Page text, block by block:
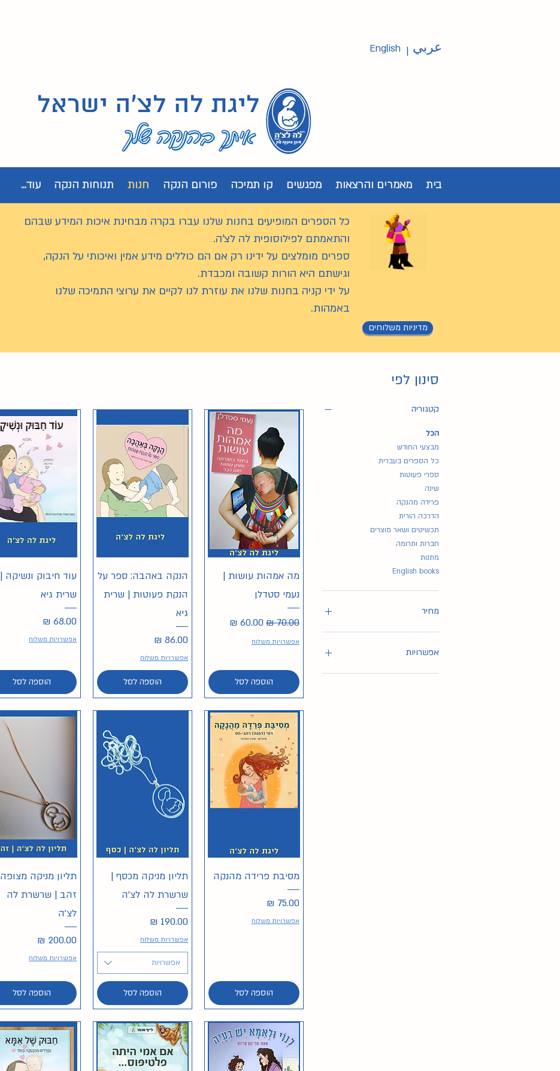
English عربي |
ליגת לה לצ'ה ישראל
בית מאמרים והרצאות מפגשים קו תמיכה פורום הנקה חנות תנוחות הנקה עוד...
כל הספרים המופיעים בחנות שלנו עברו בקרה מבחינת איכות המידע שבהם
והתאמתם לפילוסופית לה לצ'ה.
ספרים מומלצים על ידינו רק אם הם כוללים מידע אמין ואיכותי על הנקה,
וגישתם היא הורות קשובה ומכבדת.
על ידי קניה בחנות שלנו את עוזרת לנו לקיים את ערוצי התמיכה שלנו
באמהות.
מדיניות משלוחים
סינון לפי
קטגוריה
הכל
מבצעי החודש
כל הספרים בעברית
ספרי פעוטות
שינה
פרידה מהנקה
הדרכה הורית
תכשיטים ושאר מוצרים
חברות ותרומה
מתנות
English books
מחיר
אפשרויות
תליון כסף ללא חרוזים
תצוגה מהירה
מה אמהות עושות |
נעמי סטדלן
מחיר רגיל‏70.00 ‏₪ מחיר מבצע‏60.00 ‏₪
אפשרויות משלוח
הוספה לסל
תצוגה מהירה
הנקה באהבה: ספר על
הנקת פעוטות | שרית
גיא
מחיר
אפשרויות משלוח
הוספה לסל
תצוגה מהירה
עוד חיבוק ונשיקה |
שרית גיא
מחיר
אפשרויות משלוח
הוספה לסל
תצוגה מהירה
מסיבת פרידה מהנקה
מחיר‏75.00 ‏₪
אפשרויות משלוח
הוספה לסל
תצוגה מהירה
תליון מניקה מכסף |
שרשרת לה לצ'ה
מחיר
אפשרויות משלוח
אפשרויות
הוספה לסל
תצוגה מהירה
תליון מניקה מצופה
זהב | שרשרת לה
לצ'ה
מחיר
אפשרויות משלוח
הוספה לסל